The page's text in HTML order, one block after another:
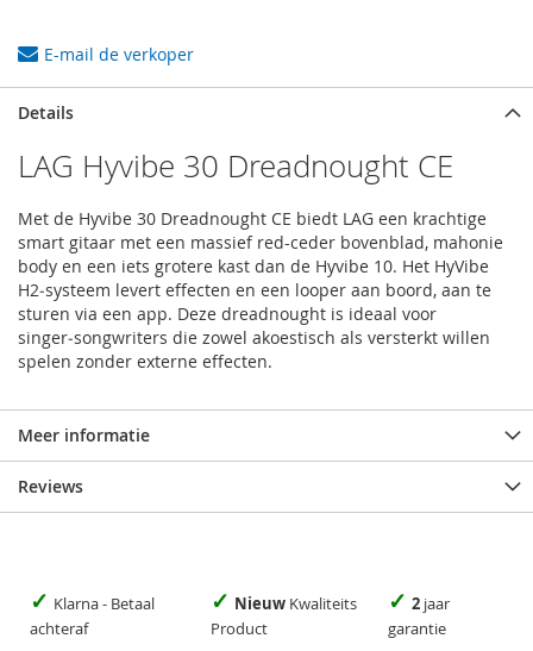
E-mail de verkoper
Details
LAG Hyvibe 30 Dreadnought CE
Met de Hyvibe 30 Dreadnought CE biedt LAG een krachtige
smart gitaar met een massief red-ceder bovenblad, mahonie
body en een iets grotere kast dan de Hyvibe 10. Het HyVibe
H2‑systeem levert effecten en een looper aan boord, aan te
sturen via een app. Deze dreadnought is ideaal voor
singer‑songwriters die zowel akoestisch als versterkt willen
spelen zonder externe effecten.
Meer informatie
Reviews
✓ Klarna - Betaal
achteraf
✓ Nieuw Kwaliteits
Product
✓ 2 jaar
garantie